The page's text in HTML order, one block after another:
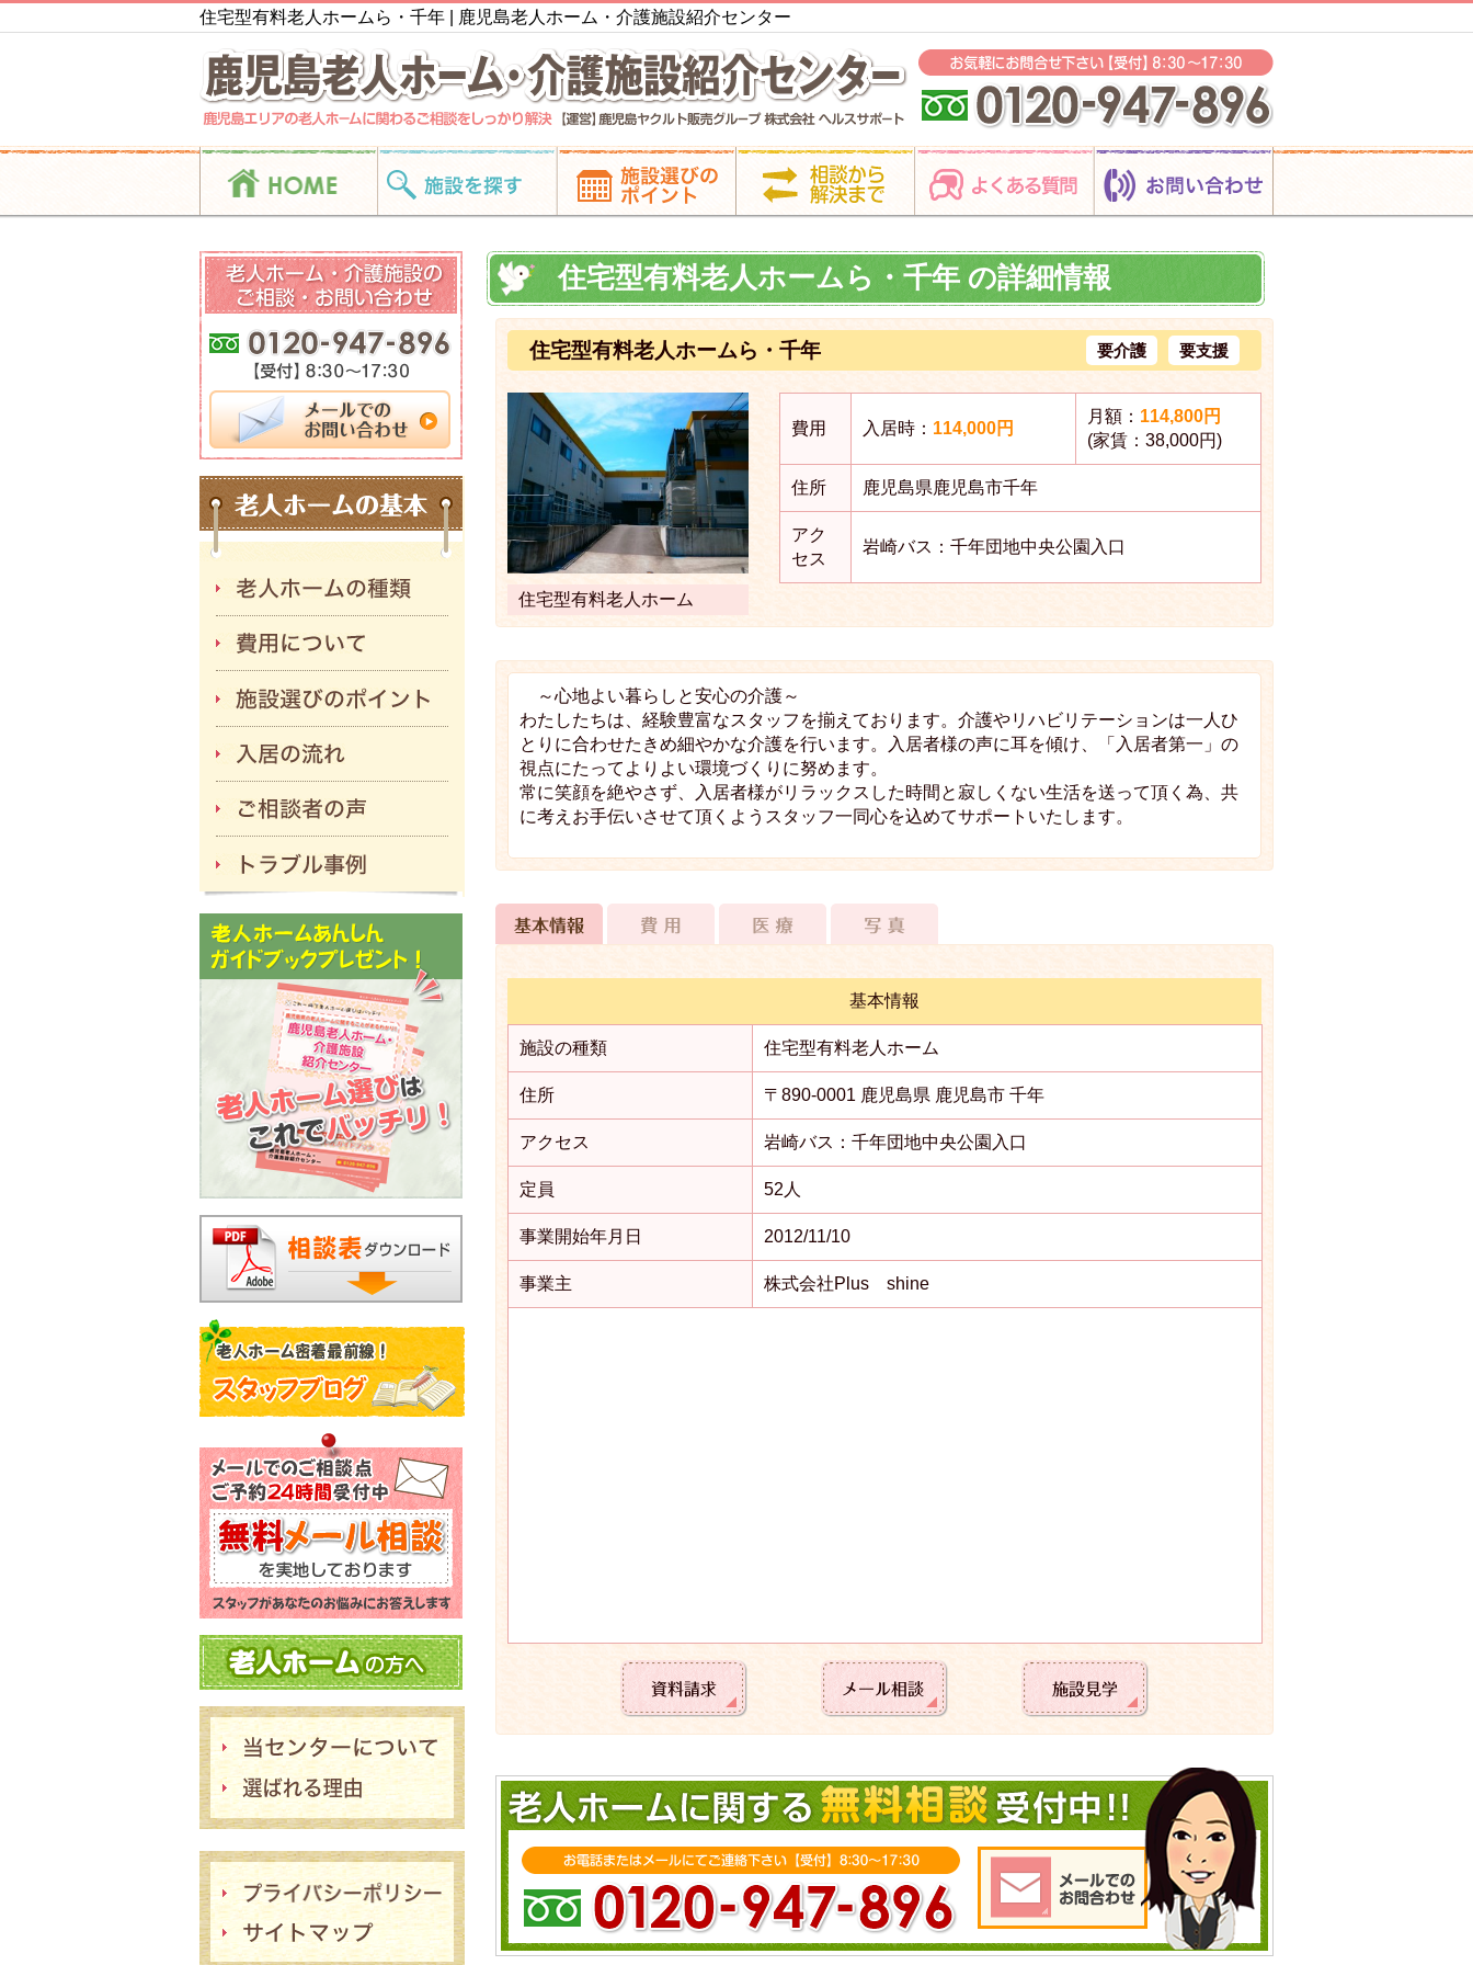
住宅型有料老人ホームら・千年 | 鹿児島老人ホーム・介護施設紹介センター
住宅型有料老人ホームら・千年 の詳細情報
住宅型有料老人ホームら・千年 要支援
要介護
住宅型有料老人ホーム
費用 入居時： 114,000円
月額： 114,800円
(家賃：38,000円)
住所 鹿児島県鹿児島市千年
アク
セス
岩崎バス：千年団地中央公園入口
～心地よい暮らしと安心の介護～
わたしたちは、経験豊富なスタッフを揃えております。介護やリハビリテーションは一人ひ
とりに合わせたきめ細やかな介護を行います。入居者様の声に耳を傾け、「入居者第一」の
視点にたってよりよい環境づくりに努めます。
常に笑顔を絶やさず、入居者様がリラックスした時間と寂しくない生活を送って頂く為、共
に考えお手伝いさせて頂くようスタッフ一同心を込めてサポートいたします。
基本情報
施設の種類 住宅型有料老人ホーム
住所 〒890-0001 鹿児島県 鹿児島市 千年
アクセス 岩崎バス：千年団地中央公園入口
定員 52人
事業開始年月日 2012/11/10
事業主 株式会社Plus shine